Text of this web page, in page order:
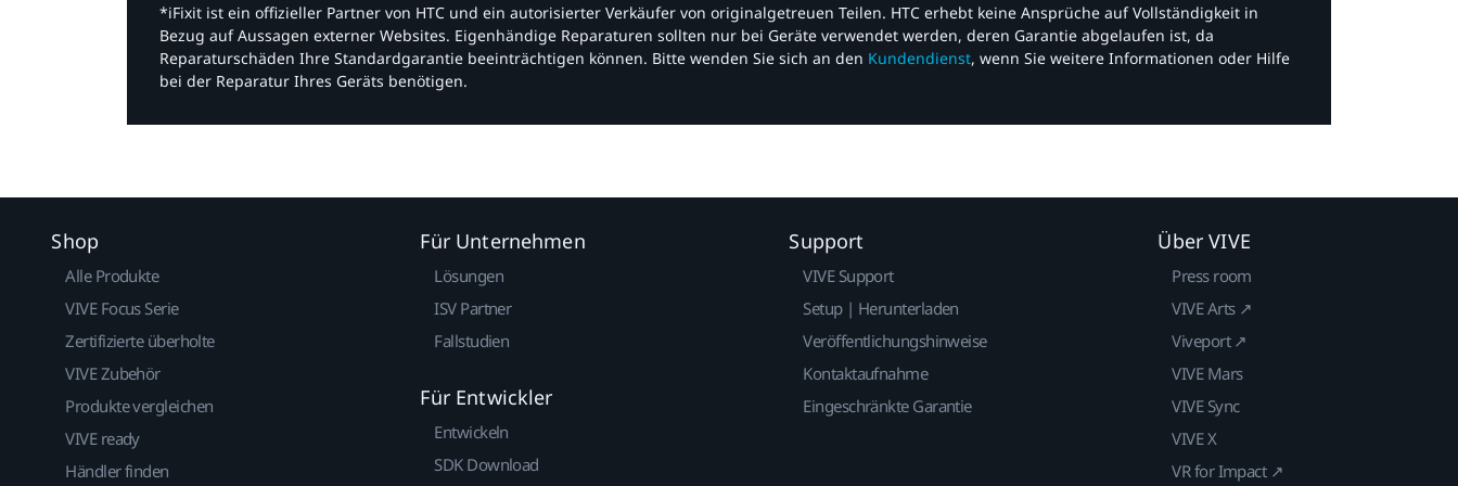
*iFixit ist ein offizieller Partner von HTC und ein autorisierter Verkäufer von originalgetreuen Teilen. HTC erhebt keine Ansprüche auf Vollständigkeit in
Bezug auf Aussagen externer Websites. Eigenhändige Reparaturen sollten nur bei Geräte verwendet werden, deren Garantie abgelaufen ist, da
Reparaturschäden Ihre Standardgarantie beeinträchtigen können. Bitte wenden Sie sich an den Kundendienst, wenn Sie weitere Informationen oder Hilfe
bei der Reparatur Ihres Geräts benötigen.​
Shop
Alle Produkte
VIVE Focus Serie
Zertifizierte überholte
VIVE Zubehör
Produkte vergleichen
VIVE ready
Händler finden
Für Unternehmen
Lösungen
ISV Partner
Fallstudien
Für Entwickler
Entwickeln
SDK Download
Support
VIVE Support
Setup | Herunterladen
Veröffentlichungshinweise
Kontaktaufnahme
Eingeschränkte Garantie
Über VIVE
Press room
VIVE Arts ↗
Viveport ↗
VIVE Mars
VIVE Sync
VIVE X
VR for Impact ↗